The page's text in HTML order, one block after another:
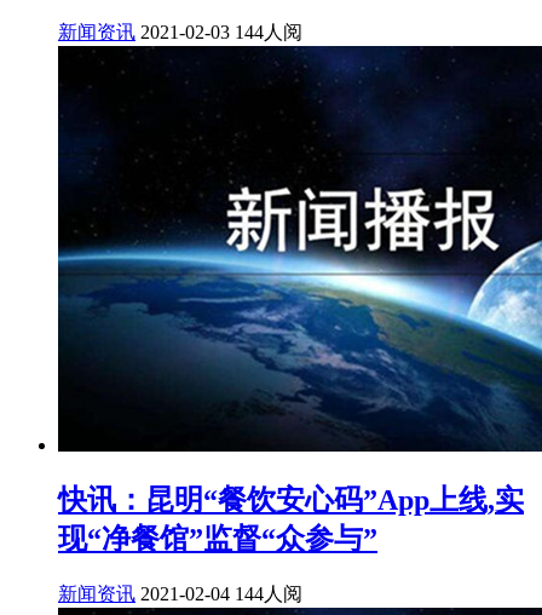
新闻资讯 2021-02-03 144人阅
快讯：昆明“餐饮安心码”App上线,实
现“净餐馆”监督“众参与”
新闻资讯 2021-02-04 144人阅